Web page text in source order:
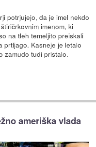
potrjujejo, da je imel nekdo
imenom, ki
na tleh temeljito preiskali
prtljago. Kasneje je letalo
zamudo tudi pristalo.
ameriška vlada